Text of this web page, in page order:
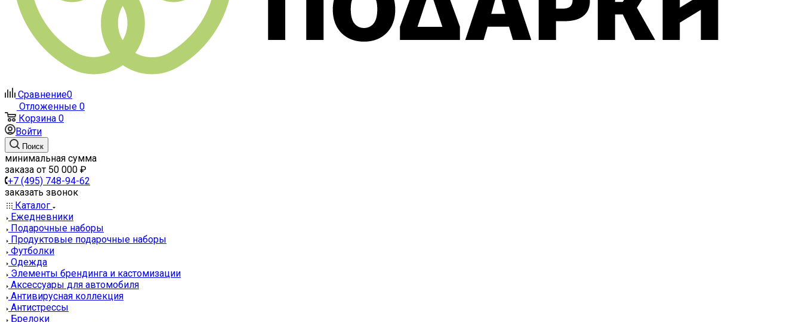
Сравнение0
Отложенные 0
Корзина 0
Войти
Поиск
минимальная сумма
заказа от 50 000 ₽
+7 (495) 748-94-62
заказать звонок
Каталог
Ежедневники
Подарочные наборы
Продуктовые подарочные наборы
Футболки
Одежда
Элементы брендинга и кастомизации
Аксессуары для автомобиля
Антивирусная коллекция
Антистрессы
Брелоки